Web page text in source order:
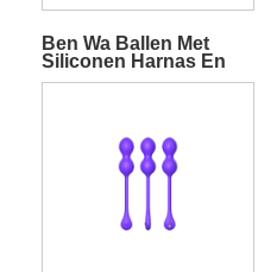
Ben Wa Ballen Met
Siliconen Harnas En
Rollende Ballen Voor